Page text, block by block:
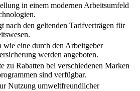
in einem modernen Arbeitsumfeld
nach den geltenden Tarifverträgen für
wie eine durch den Arbeitgeber
werden angeboten.
zu Rabatten bei verschiedenen Marken
sind verfügbar.
Nutzung umweltfreundlicher